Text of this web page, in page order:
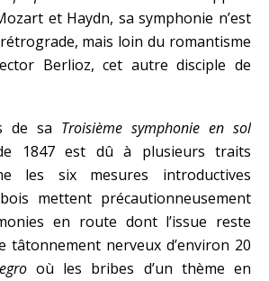
et Haydn, sa symphonie n’est
mais loin du romantisme
Berlioz, cet autre disciple de
de sa Troisième symphonie en sol
1847 est dû à plusieurs traits
les six mesures introductives
mettent précautionneusement
en route dont l’issue reste
tâtonnement nerveux d’environ 20
où les bribes d’un thème en